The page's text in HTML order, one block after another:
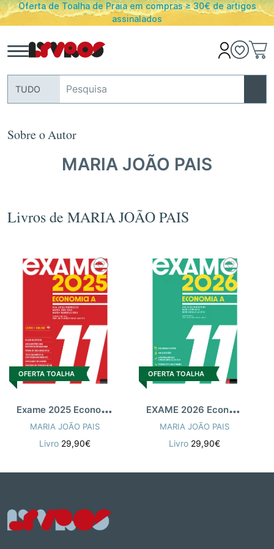
Oferta de Toalha de Praia em compras ≥ 30€ de artigos
assinalados
TUDO
Sobre o Autor
MARIA JOÃO PAIS
Livros de MARIA JOÃO PAIS
OFERTA TOALHA
E
xame 2025 Economia A 11.º ano
MARIA JOÃO PAIS
Livro 29,90€
OFERTA TOALHA
E
XAME 2026 Economia A 11
MARIA JOÃO PAIS
Livro 29,90€